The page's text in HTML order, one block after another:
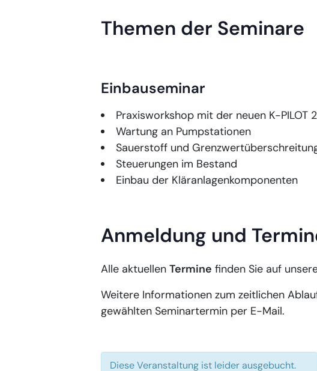
Themen der Seminare
Einbauseminar
Praxisworkshop mit der neuen K-PILOT
Wartung an Pumpstationen
Sauerstoff und
Steuerungen im Bestand
Einbau der Kläranlagenkomponenten
Anmeldung und
Alle aktuellen Termine finden Sie auf
Weitere Informationen zum zeitlichen
gewählten Seminartermin per E-Mail.
Diese Veranstaltung ist leider ausgebucht.